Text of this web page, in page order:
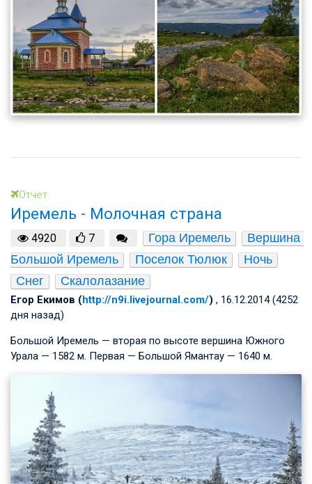
Отчет
Иремель - Молочная страна
4920 7 Гора Иремель
Вершина
Большой Иремель
Поселок Тюлюк
Ночь
Снег
Скалолазание
Егор Екимов (http://n9i.livejournal.com/) , 16.12.2014 (4252
дня назад)
Большой Иремель — вторая по высоте вершина Южного
Урала — 1582 м. Первая — Большой Ямантау — 1640 м.